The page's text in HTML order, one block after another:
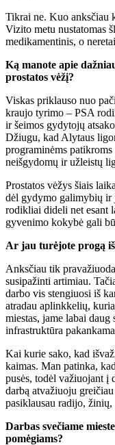
Tikrai ne. Kuo anksčiau
Vizito metu nustatomas
medikamentinis, o
Ką manote apie
prostatos vėžį?
Viskas priklauso nuo
kraujo tyrimo – PSA
ir šeimos gydytojų
Džiugu, kad Alytaus
programinėms
neišgydomų ir užleistų
Prostatos vėžys šiais
dėl gydymo galimybių ir
rodikliai dideli net esant
gyvenimo kokybė gali
Ar jau turėjote progą
Anksčiau tik
susipažinti artimiau.
darbo vis stengiuosi iš
atradau aplinkkelių,
miestas, jame labai
infrastruktūra
Kai kurie sako, kad
kaimas. Man patinka,
pusės, todėl važiuojant į
darbą atvažiuoju
pasiklausau radijo,
Darbas svečiame
pomėgiams?